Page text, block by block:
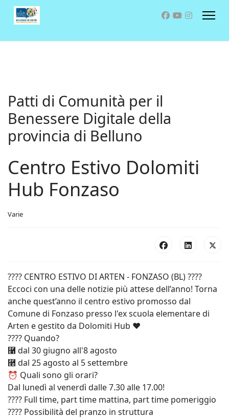
Patti di Comunità per il
Benessere Digitale della
provincia di Belluno
Centro Estivo Dolomiti
Hub Fonzaso
Varie
???? CENTRO ESTIVO DI ARTEN - FONZASO (BL) ????
Eccoci con una delle notizie più attese dell’anno! Torna
anche quest’anno il centro estivo promosso dal
Comune di Fonzaso presso l'ex scuola elementare di
Arten e gestito da Dolomiti Hub ❤
???? Quando?
⿡ dal 30 giugno all'8 agosto
⿢ dal 25 agosto al 5 settembre
⏰ Quali sono gli orari?
Dal lunedì al venerdì dalle 7.30 alle 17.00!
???? Full time, part time mattina, part time pomeriggio
???? Possibilità del pranzo in struttura